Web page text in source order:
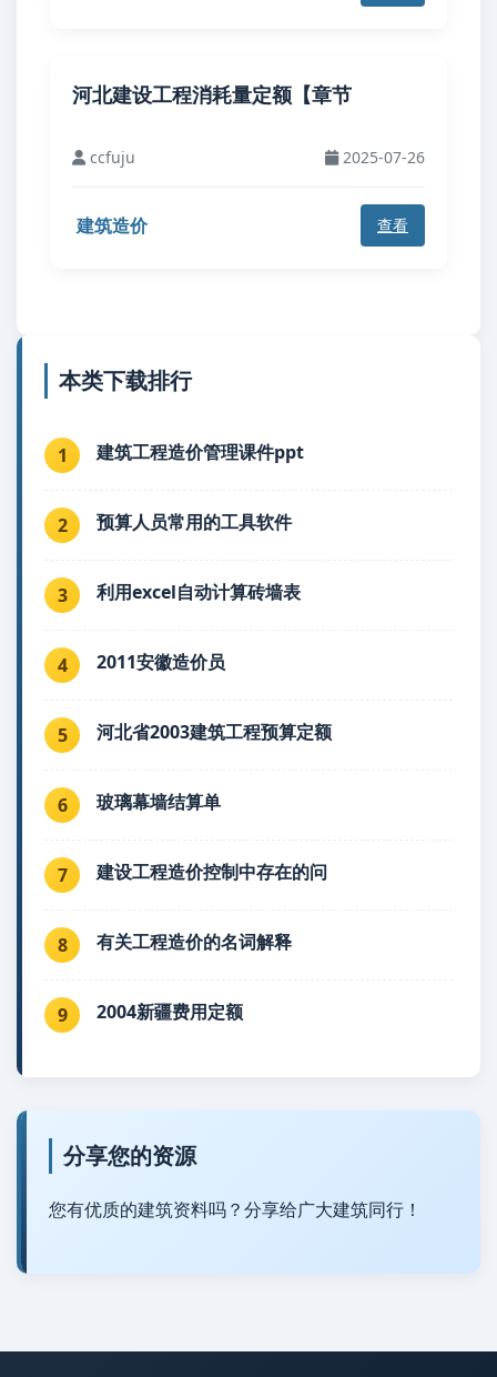
河北建设工程消耗量定额【章节
ccfuju 2025-07-26
建筑造价 查看
本类下载排行
1 建筑工程造价管理课件ppt
2 预算人员常用的工具软件
3 利用excel自动计算砖墙表
4 2011安徽造价员
5 河北省2003建筑工程预算定额
6 玻璃幕墙结算单
7 建设工程造价控制中存在的问
8 有关工程造价的名词解释
9 2004新疆费用定额
分享您的资源
您有优质的建筑资料吗？分享给广大建筑同行！